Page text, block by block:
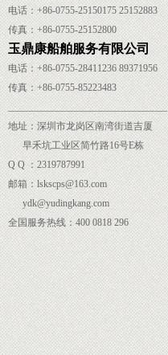
电话：+86-0755-25150175 25152883
传真： +86-0755-25152800
玉鼎康船舶服务有限公司
电话：+86-0755-28411236 89371956
传真：+86-0755-85223483
______
___________________________
地址：深圳市龙岗区南湾街道吉厦
早禾坑工业区简竹路16号E栋
Q Q ：2319787991
邮箱：lskscps@163.com
ydk@yudingkang.com
全国服务热线：400 0818 296